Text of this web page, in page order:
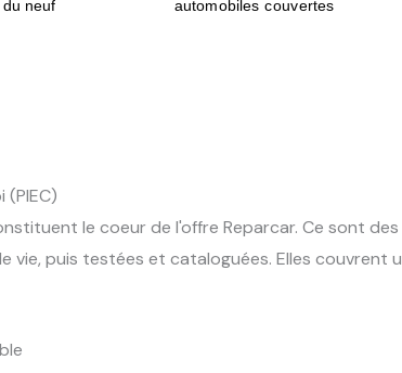
neuf automobiles couvertes
le coeur de l'offre Reparcar. Ce sont
vie, puis testées et cataloguées. Elles couvrent